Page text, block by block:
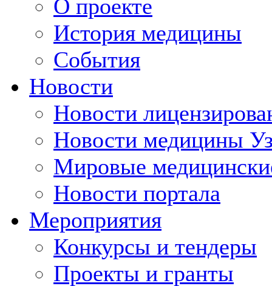
О проекте
История медицины
События
Новости
Новости
Новости медицины
Мировые
Новости портала
Мероприятия
Конкурсы и тендеры
Проекты и гранты